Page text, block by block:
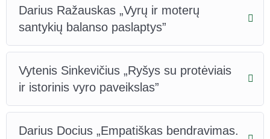
Darius Ražauskas „Vyrų ir moterų
santykių balanso paslaptys”
Vytenis Sinkevičius „Ryšys su protėviais
ir istorinis vyro paveikslas”
Darius Docius „Empatiškas bendravimas.